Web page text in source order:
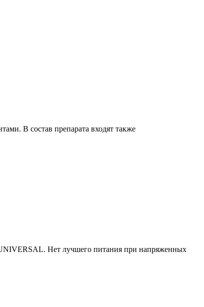
В состав препарата входят также
Нет лучшего питания при напряженных